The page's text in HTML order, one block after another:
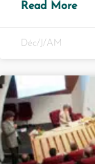
Read More
Déc/J/AM